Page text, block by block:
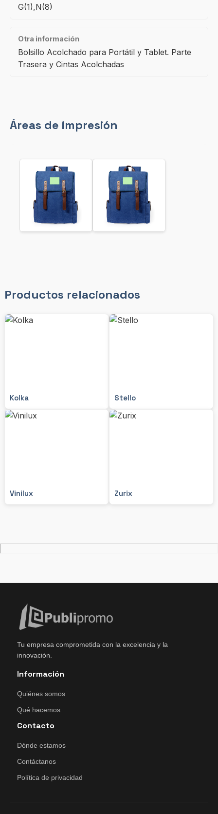
G(1),N(8)
Otra información
Bolsillo Acolchado para Portátil y Tablet. Parte
Trasera y Cintas Acolchadas
Áreas de impresión
Productos relacionados
Kolka Stello
Vinilux Zurix
Tu empresa comprometida con la excelencia y la
innovación.
Información
Quiénes somos
Qué hacemos
Contacto
Dónde estamos
Contáctanos
Política de privacidad